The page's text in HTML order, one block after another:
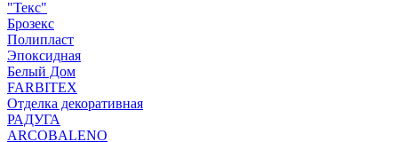
"Текс"
Брозекс
Полипласт
Эпоксидная
Белый Дом
FARBITEX
Отделка декоративная
РАДУГА
ARCOBALENO